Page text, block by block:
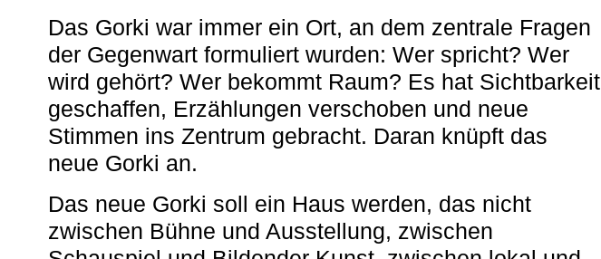
Das Gorki war immer ein Ort, an dem zentrale Fragen
der Gegenwart formuliert wurden: Wer spricht? Wer
wird gehört? Wer bekommt Raum? Es hat Sichtbarkeit
geschaffen, Erzählungen verschoben und neue
Stimmen ins Zentrum gebracht. Daran knüpft das
neue Gorki an.
Das neue Gorki soll ein Haus werden, das nicht
zwischen Bühne und Ausstellung, zwischen